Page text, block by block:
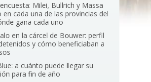
Milei, Bullrich y Massa
en cada una de las provincias del
gana cada uno
en la cárcel de Bouwer: perfil
y cómo beneficiaban a
a cuánto puede llegar su
para fin de año